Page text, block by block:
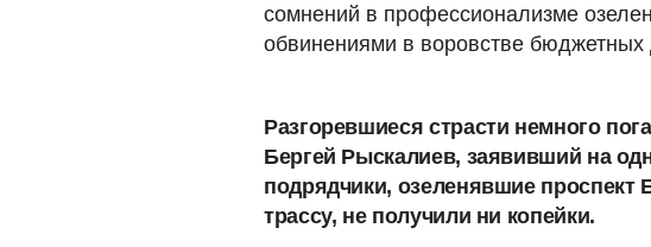
сомнений в профессионализме
обвинениями в воровстве бюджетных
Разгоревшиеся страсти немного
Бергей Рыскалиев, заявивший на
подрядчики, озеленявшие проспект
трассу, не получили ни копейки.